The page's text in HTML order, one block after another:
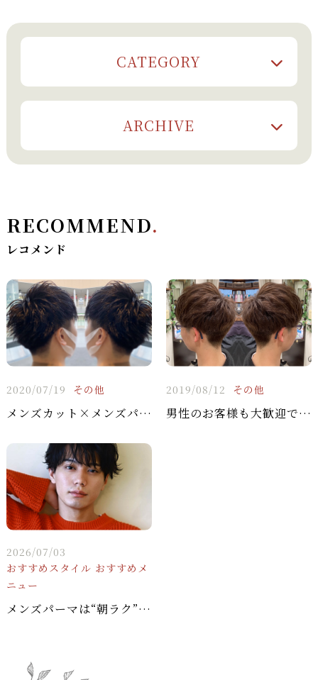
CATEGORY
ARCHIVE
RECOMMEND.
レコメンド
2020/07/19 その他
メンズカット×メンズパーマ
2019/08/12 その他
男性のお客様も大歓迎です(^^♪
2026/07/03
おすすめスタイル おすすめメ
ニュー
メンズパーマは“朝ラク”の最強ツール